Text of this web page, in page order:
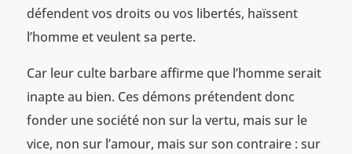
défendent vos droits ou vos libertés, haïssent
l’homme et veulent sa perte.
Car leur culte barbare affirme que l’homme serait
inapte au bien. Ces démons prétendent donc
fonder une société non sur la vertu, mais sur le
vice, non sur l’amour, mais sur son contraire : sur